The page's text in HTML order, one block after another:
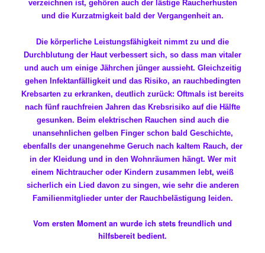
verzeichnen ist, gehören auch der lästige Raucherhusten
und die Kurzatmigkeit bald der Vergangenheit an.
Die körperliche Leistungsfähigkeit nimmt zu und die
Durchblutung der Haut verbessert sich, so dass man vitaler
und auch um einige Jährchen jünger aussieht. Gleichzeitig
gehen Infektanfälligkeit und das Risiko, an rauchbedingten
Krebsarten zu erkranken, deutlich zurück: Oftmals ist bereits
nach fünf rauchfreien Jahren das Krebsrisiko auf die Hälfte
gesunken. Beim elektrischen Rauchen sind auch die
unansehnlichen gelben Finger schon bald Geschichte,
ebenfalls der unangenehme Geruch nach kaltem Rauch, der
in der Kleidung und in den Wohnräumen hängt. Wer mit
einem Nichtraucher oder Kindern zusammen lebt, weiß
sicherlich ein Lied davon zu singen, wie sehr die anderen
Familienmitglieder unter der Rauchbelästigung leiden.
Vom ersten Moment an wurde ich stets freundlich und
hilfsbereit bedient.